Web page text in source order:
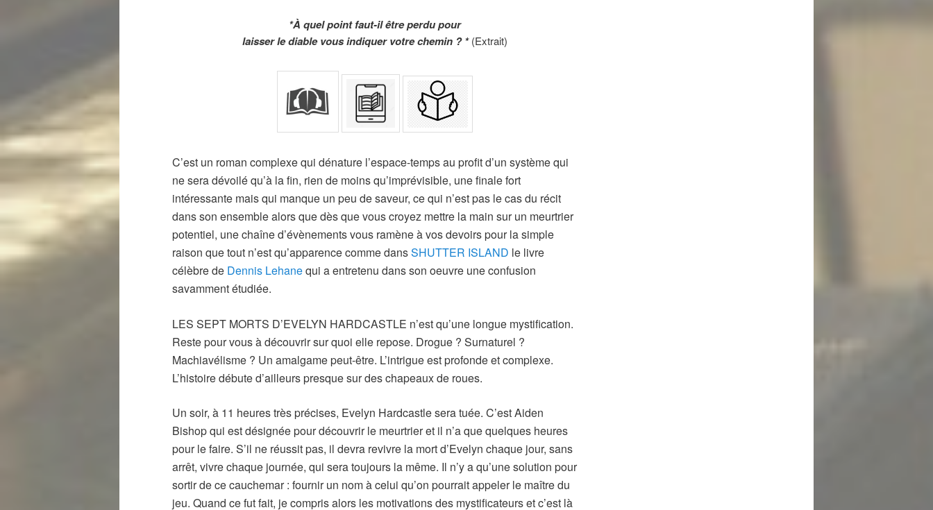
*À quel point faut-il être perdu pour
laisser le diable vous indiquer votre chemin ? *(Extrait)
C’est un roman complexe qui dénature l’espace-temps au profit d’un système qui
ne sera dévoilé qu’à la fin, rien de moins qu’imprévisible, une finale fort
intéressante mais qui manque un peu de saveur, ce qui n’est pas le cas du récit
dans son ensemble alors que dès que vous croyez mettre la main sur un meurtrier
potentiel, une chaîne d’évènements vous ramène à vos devoirs pour la simple
raison que tout n’est qu’apparence comme dansSHUTTER ISLAND le livre
célèbre de Dennis Lehanequi a entretenu dans son oeuvre une confusion
savamment étudiée.
LES SEPT MORTS D’EVELYN HARDCASTLE n’est qu’une longue mystification.
Reste pour vous à découvrir sur quoi elle repose. Drogue ? Surnaturel ?
Machiavélisme ? Un amalgame peut-être. L’intrigue est profonde et complexe.
L’histoire débute d’ailleurs presque sur des chapeaux de roues.
Un soir, à 11 heures très précises, Evelyn Hardcastle sera tuée. C’est Aiden
Bishop qui est désignée pour découvrir le meurtrier et il n’a que quelques heures
pour le faire. S’il ne réussit pas, il devra revivre la mort d’Evelyn chaque jour, sans
arrêt, vivre chaque journée, qui sera toujours la même. Il n’y a qu’une solution pour
sortir de ce cauchemar : fournir un nom à celui qu’on pourrait appeler le maître du
jeu. Quand ce fut fait, je compris alors les motivations des mystificateurs et c’est là